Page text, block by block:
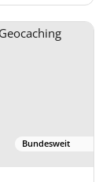
Bundesweit